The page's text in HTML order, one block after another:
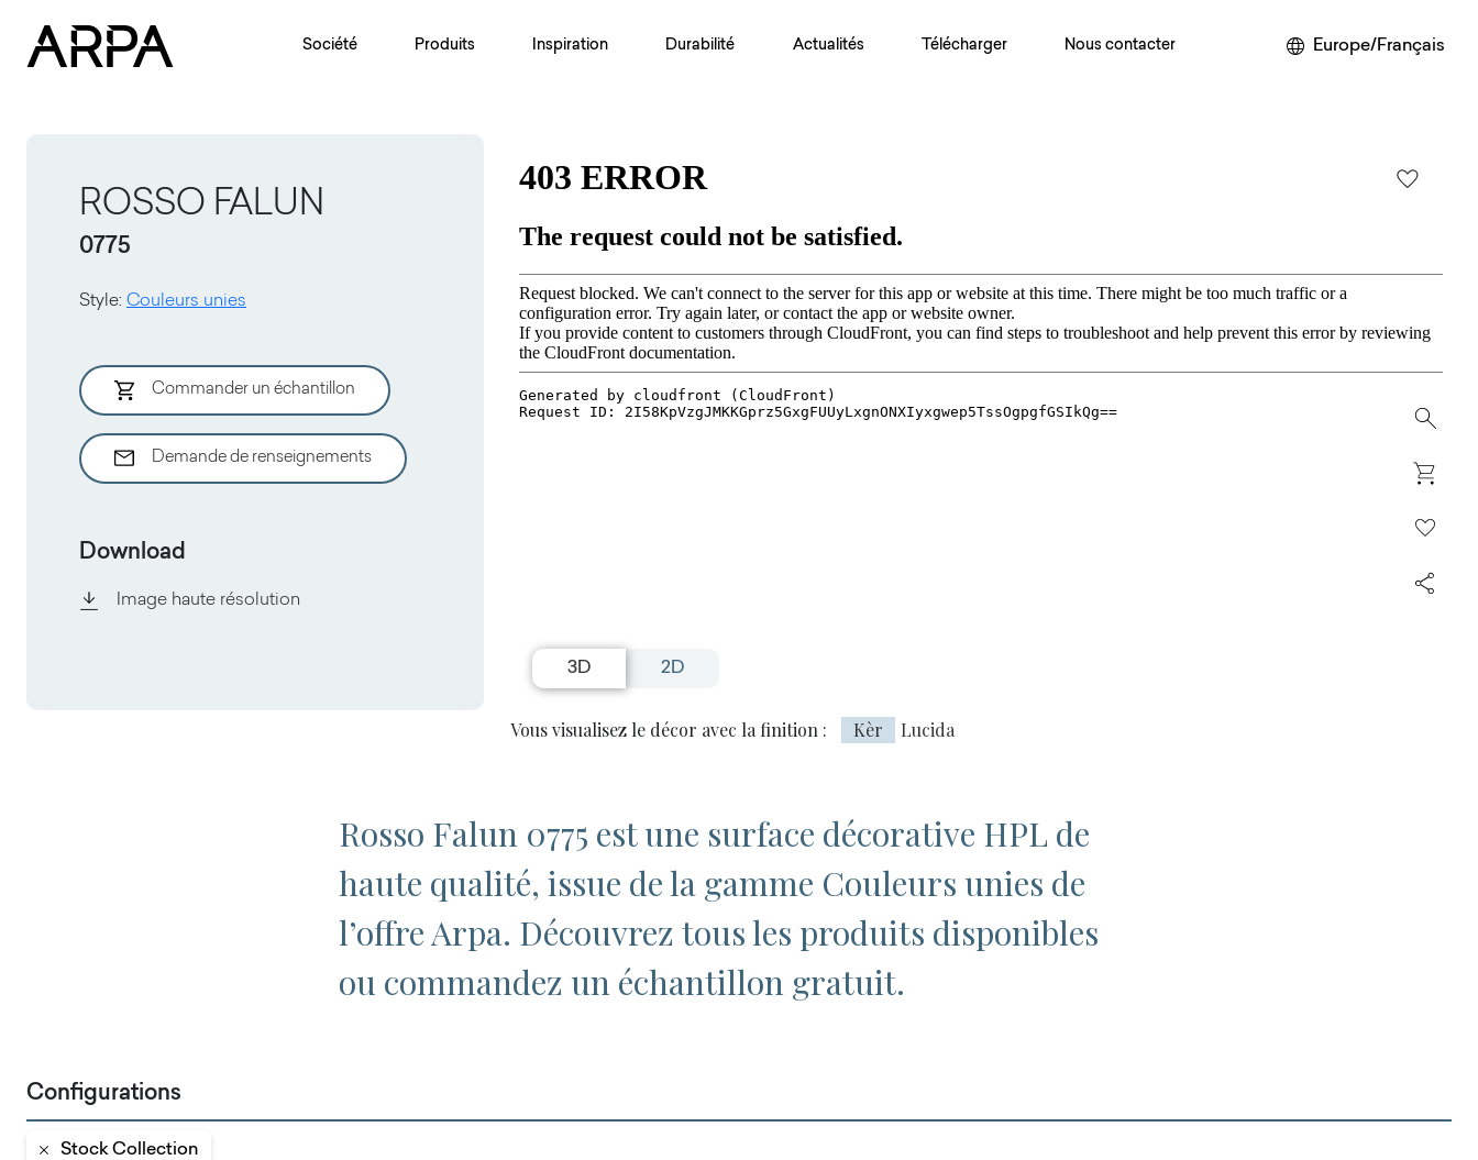
Société Produits Inspiration Durabilité Actualités Télécharger Nous contacter Europe/Français
ROSSO FALUN
0775
Style: Couleurs unies
Commander un échantillon
Demande de renseignements
Download
Image haute résolution
3D 2D
Vous visualisez le décor avec la finition : Kèr Lucida
Rosso Falun 0775 est une surface décorative HPL de
haute qualité, issue de la gamme Couleurs unies de
l’offre Arpa. Découvrez tous les produits disponibles
ou commandez un échantillon gratuit.
Configurations
Stock Collection